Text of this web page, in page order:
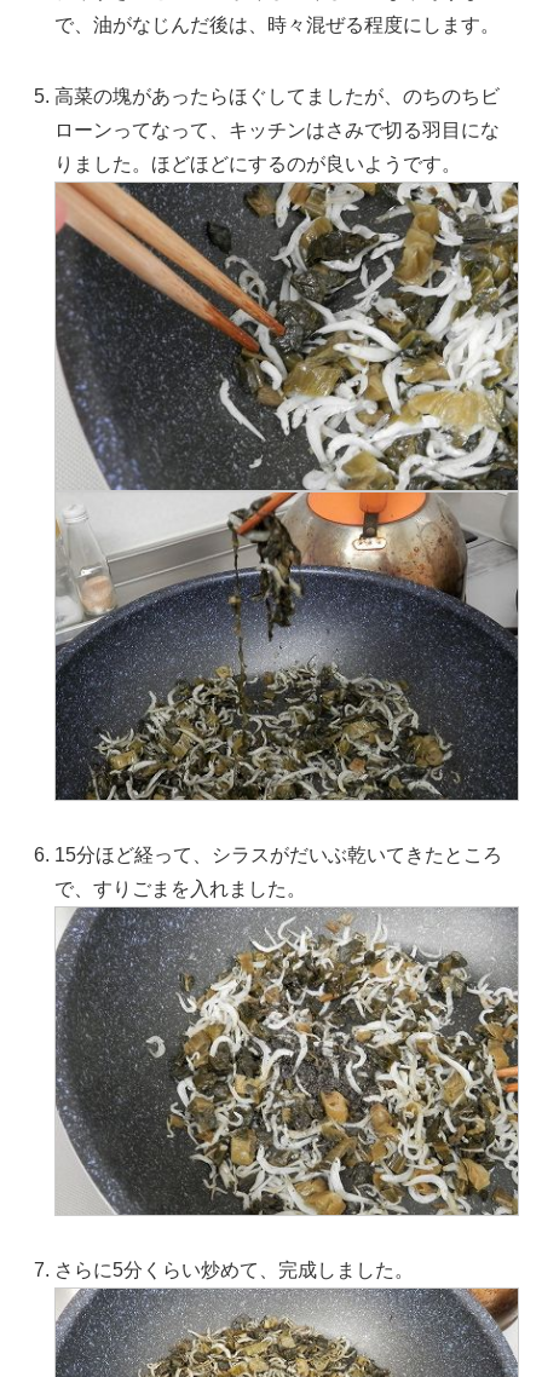
で、油がなじんだ後は、時々混ぜる程度にします。
高菜の塊があったらほぐしてましたが、のちのちビ
ローンってなって、キッチンはさみで切る羽目にな
りました。ほどほどにするのが良いようです。
15分ほど経って、シラスがだいぶ乾いてきたところ
で、すりごまを入れました。
さらに5分くらい炒めて、完成しました。